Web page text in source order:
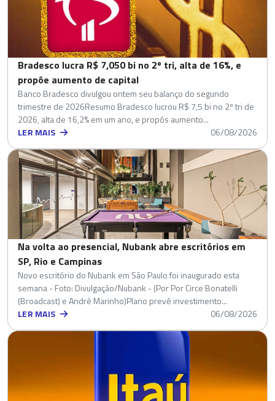
Bradesco lucra R$ 7,050 bi no 2º tri, alta de 16%, e
propõe aumento de capital
Banco Bradesco divulgou ontem seu balanço do segundo
trimestre de 2026Resumo Bradesco lucrou R$ 7,5 bi no 2º tri de
2026, alta de 16,2% em um ano, e propôs aumento...
LER MAIS
06/08/2026
Na volta ao presencial, Nubank abre escritórios em
SP, Rio e Campinas
Novo escritório do Nubank em São Paulo foi inaugurado esta
semana - Foto: Divulgação/Nubank - (Por Por Circe Bonatelli
(Broadcast) e André Marinho)Plano prevê investimento...
LER MAIS
06/08/2026